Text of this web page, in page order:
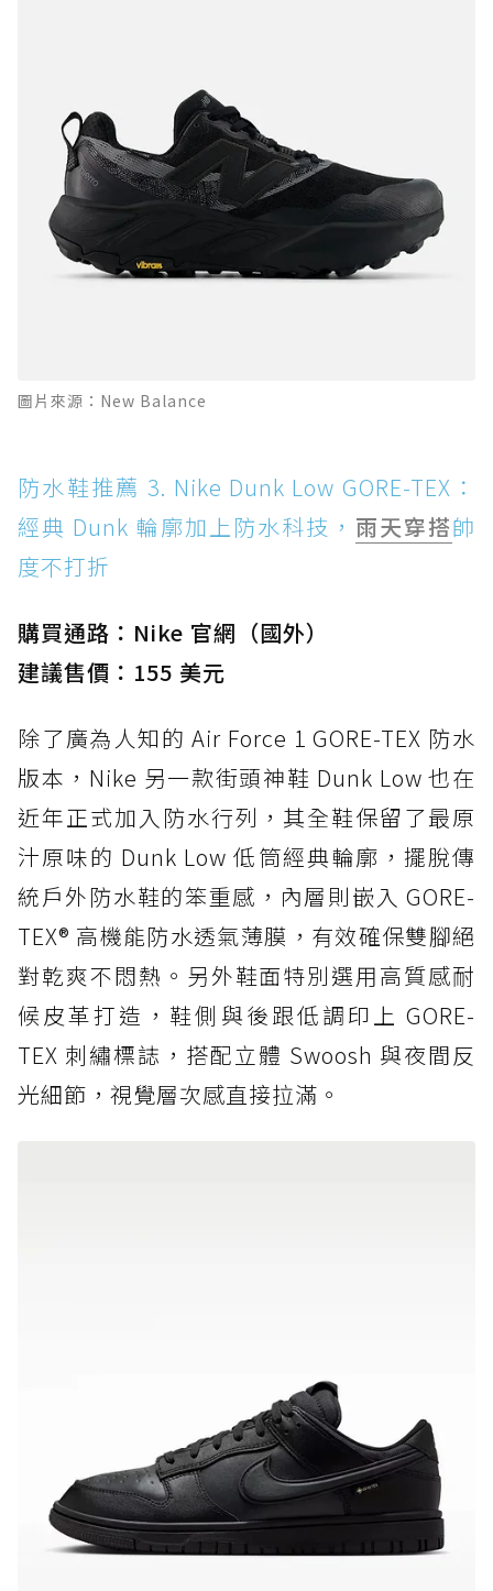
圖片來源：New Balance
防水鞋推薦 3. Nike Dunk Low GORE-TEX：
經典 Dunk 輪廓加上防水科技， 雨天穿搭帥
度不打折
購買通路：Nike 官網（國外）
建議售價：155 美元
除了廣為人知的 Air Force 1 GORE-TEX 防水
版本，Nike 另一款街頭神鞋 Dunk Low 也在
近年正式加入防水行列，其全鞋保留了最原
汁原味的 Dunk Low 低筒經典輪廓，擺脫傳
統戶外防水鞋的笨重感，內層則嵌入 GORE-
TEX® 高機能防水透氣薄膜，有效確保雙腳絕
對乾爽不悶熱。另外鞋面特別選用高質感耐
候皮革打造，鞋側與後跟低調印上 GORE-
TEX 刺繡標誌，搭配立體 Swoosh 與夜間反
光細節，視覺層次感直接拉滿。